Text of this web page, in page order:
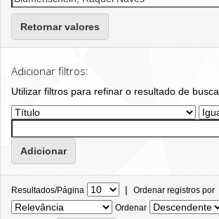
Retornar valores
Adicionar filtros:
Utilizar filtros para refinar o resultado de busca.
Resultados/Página | Ordenar registros por
Ordenar